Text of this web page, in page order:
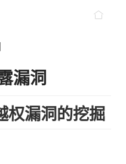
漏洞
权漏洞的挖掘